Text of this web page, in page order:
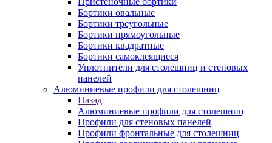
Бортики овальные
Бортики треугольные
Бортики прямоугольные
Бортики квадратные
Бортики самоклеящиеся
Уплотнители для столешниц и стеновых
панелей
Алюминиевые профили для столешниц
Назад
Алюминиевые профили для столешниц
Профили для стеновых панелей
Профили фронтальные для столешниц